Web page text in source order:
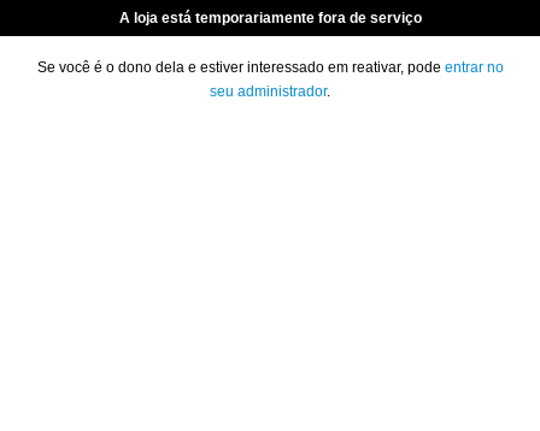
A loja está temporariamente fora de serviço
Se você é o dono dela e estiver interessado em reativar, pode entrar no
seu administrador.